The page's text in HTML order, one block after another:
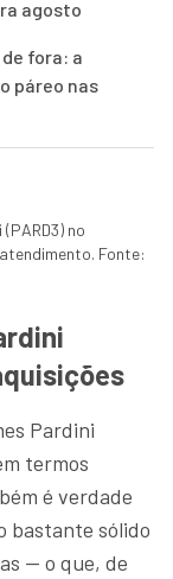
agosto
fora: a
páreo nas
no
Fonte:
Pardini
termos
é verdade
bastante sólido
— o que, de